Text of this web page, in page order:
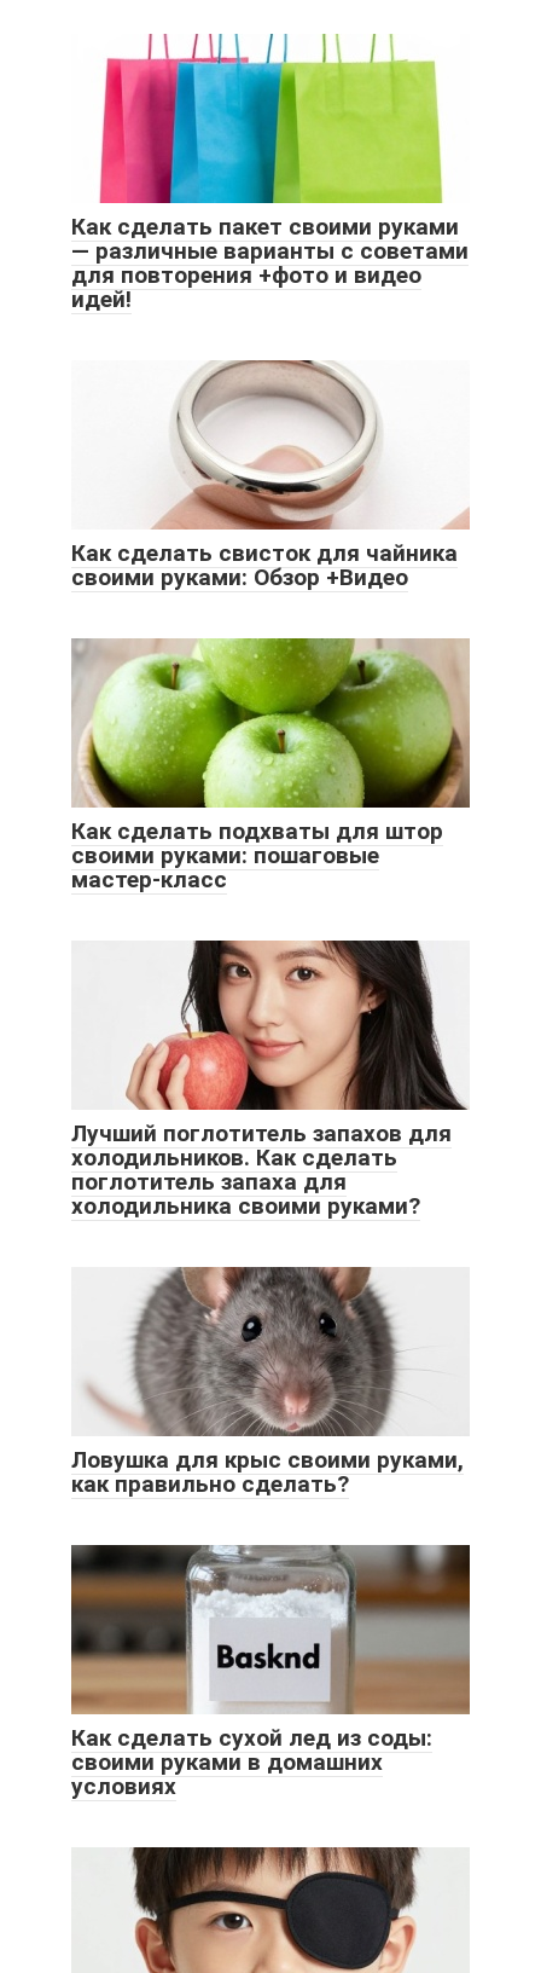
Как сделать пакет своими руками
— различные варианты с советами
для повторения +фото и видео
идей!
Как сделать свисток для чайника
своими руками: Обзор +Видео
Как сделать подхваты для штор
своими руками: пошаговые
мастер-класс
Лучший поглотитель запахов для
холодильников. Как сделать
поглотитель запаха для
холодильника своими руками?
Ловушка для крыс своими руками,
как правильно сделать?
Как сделать сухой лед из соды:
своими руками в домашних
условиях